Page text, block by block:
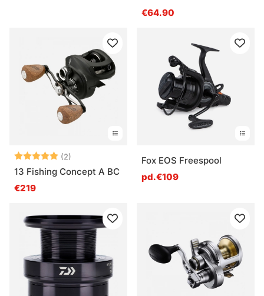
€64.90
Note: (2)
13 Fishing Concept A BC
€219
Fox EOS Freespool
pd.€109